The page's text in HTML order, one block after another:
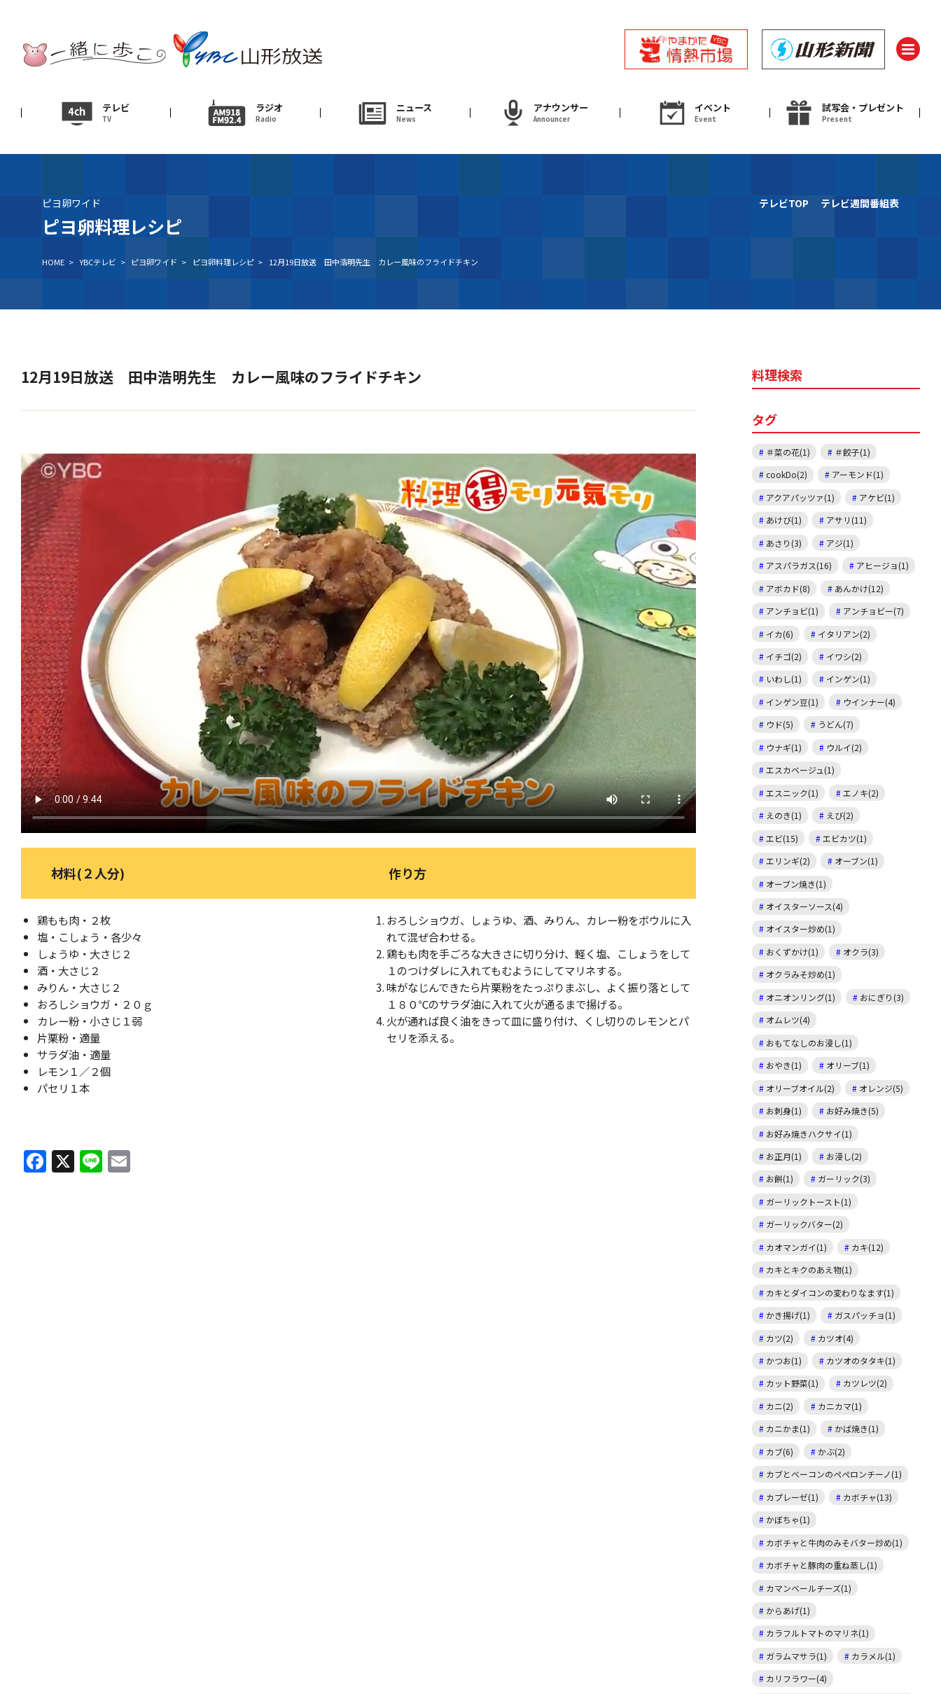
テレビ
TV
ラジオ
Radio
ニュース
News
アナウンサー
Announcer
イベント
Event
試写会・プレゼント
Present
テレビ
ニュース
News
アナウンサー
Announcer
イベント 試写会・プレゼント
ＹＢＣオンデマンド
ピヨ卵ワイド
ピヨ卵料理レシピ
テレビTOP テレビ週間番組表
HOME > YBCテレビ > ピヨ卵ワイド > ピヨ卵料理レシピ > 12月19日放送 田中浩明先生 カレー風味のフライドチキン
12月19日放送 田中浩明先生 カレー風味のフライドチキン
材料(２人分)
鶏もも肉・２枚
塩・こしょう・各少々
しょうゆ・大さじ２
酒・大さじ２
みりん・大さじ２
おろしショウガ・２０ｇ
カレー粉・小さじ１弱
片栗粉・適量
サラダ油・適量
レモン１／２個
パセリ１本
作り方
おろしショウガ、しょうゆ、酒、みりん、カレー粉をボウルに入
れて混ぜ合わせる。
鶏もも肉を手ごろな大きさに切り分け、軽く塩、こしょうをして
１のつけダレに入れてもむようにしてマリネする。
味がなじんできたら片栗粉をたっぷりまぶし、よく振り落として
１８０℃のサラダ油に入れて火が通るまで揚げる。
火が通れば良く油をきって皿に盛り付け、くし切りのレモンとパ
セリを添える。
F
a
X Li
n
料理検索
タグ
＃菜の花(1)
＃餃子(1)
cookDo(2)
アーモンド(1)
アクアパッツァ(1)
アケビ(1)
あけび(1)
アサリ(11)
あさり(3)
アジ(1)
アスパラガス(16)
アヒージョ(1)
アボカド(8)
あんかけ(12)
アンチョビ(1)
アンチョビー(7)
イカ(6)
イタリアン(2)
イチゴ(2)
イワシ(2)
いわし(1)
インゲン(1)
インゲン豆(1)
ウインナー(4)
ウド(5)
うどん(7)
ウナギ(1)
ウルイ(2)
エスカベージュ(1)
エスニック(1)
エノキ(2)
えのき(1)
えび(2)
エビ(15)
エビカツ(1)
エリンギ(2)
オーブン(1)
オーブン焼き(1)
オイスターソース(4)
オイスター炒め(1)
おくずかけ(1)
オクラ(3)
オクラみそ炒め(1)
オニオンリング(1)
おにぎり(3)
オムレツ(4)
おもてなしのお浸し(1)
おやき(1)
オリーブ(1)
オリーブオイル(2)
オレンジ(5)
お刺身(1)
お好み焼き(5)
お好み焼きハクサイ(1)
お正月(1)
お浸し(2)
お餅(1)
ガーリック(3)
ガーリックトースト(1)
ガーリックバター(2)
カオマンガイ(1)
カキ(12)
カキとキクのあえ物(1)
カキとダイコンの変わりなます(1)
かき揚げ(1)
ガスパッチョ(1)
カツ(2)
カツオ(4)
かつお(1)
カツオのタタキ(1)
カット野菜(1)
カツレツ(2)
カニ(2)
カニカマ(1)
カニかま(1)
かば焼き(1)
カブ(6)
かぶ(2)
カブとベーコンのペペロンチーノ(1)
カプレーゼ(1)
カボチャ(13)
かぼちゃ(1)
カボチャと牛肉のみそバター炒め(1)
カボチャと豚肉の重ね蒸し(1)
カマンベールチーズ(1)
からあげ(1)
カラフルトマトのマリネ(1)
ガラムマサラ(1)
カラメル(1)
カリフラワー(4)